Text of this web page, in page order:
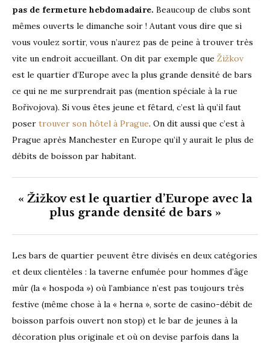
pas de fermeture hebdomadaire. Beaucoup de clubs sont
mêmes ouverts le dimanche soir ! Autant vous dire que si
vous voulez sortir, vous n’aurez pas de peine à trouver très
vite un endroit accueillant. On dit par exemple que Žižkov
est le quartier d’Europe avec la plus grande densité de bars
ce qui ne me surprendrait pas (mention spéciale à la rue
Bořivojova). Si vous êtes jeune et fêtard, c’est là qu’il faut
poser trouver son hôtel à Prague. On dit aussi que c’est à
Prague après Manchester en Europe qu’il y aurait le plus de
débits de boisson par habitant.
« Žižkov est le quartier d’Europe avec la
plus grande densité de bars »
Les bars de quartier peuvent être divisés en deux catégories
et deux clientèles : la taverne enfumée pour hommes d’âge
mûr (la « hospoda ») où l’ambiance n’est pas toujours très
festive (même chose à la « herna », sorte de casino-débit de
boisson parfois ouvert non stop) et le bar de jeunes à la
décoration plus originale et où on devise parfois dans la